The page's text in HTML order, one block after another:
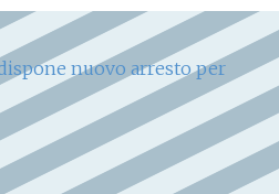
nuovo arresto per